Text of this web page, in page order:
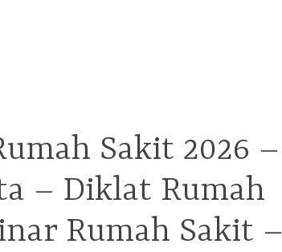
Sakit 2026 –
– Diklat Rumah
Rumah Sakit –